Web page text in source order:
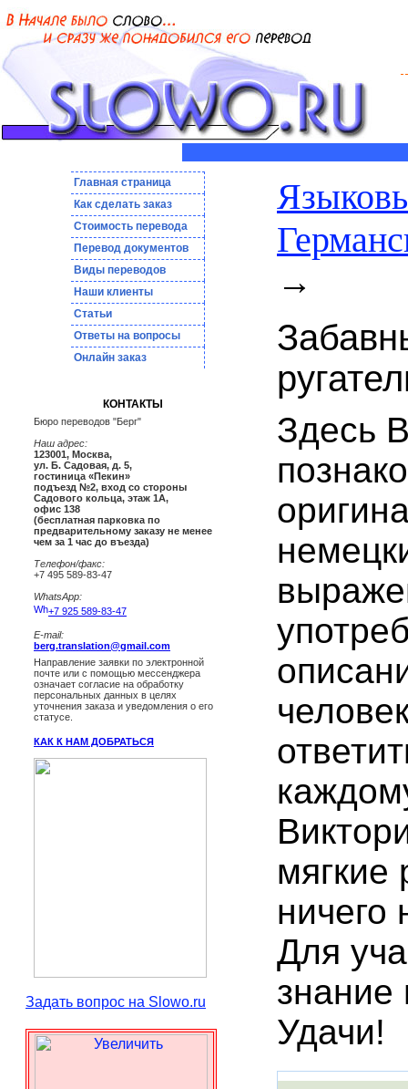
Главная страница
Как сделать заказ
Стоимость перевода
Пepeвoд дoкумeнтoв
Виды переводов
Наши клиенты
Статьи
Ответы на вопросы
Онлайн заказ
КОНТАКТЫ
Бюро переводов "Берг"
Наш адрес:
123001, Москва,
ул. Б. Садовая, д. 5,
гостиница «Пекин»
подъезд №2, вход со стороны
Садового кольца, этаж 1А,
офис 138
(бесплатная парковка по
предварительному заказу не менее
чем за 1 час до въезда)
Телефон/факс:
+7 495 589-83-47
WhatsApp:
+7 925 589-83-47
E-mail:
berg.translation@gmail.com
Направление заявки по электронной
почте или с помощью мессенджера
означает согласие на обработку
персональных данных в целях
уточнения заказа и уведомления о его
статусе.
КАК К НАМ ДОБРАТЬСЯ
Задать вопрос на Slowo.ru
→
Здесь
мягкие
ничего
Для
знание
Удачи!